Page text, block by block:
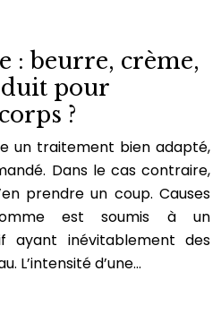
: beurre, crème,
pour
?
un traitement bien adapté,
Dans le cas contraire,
prendre un coup. Causes
est soumis à un
ayant inévitablement des
L’intensité d’une…